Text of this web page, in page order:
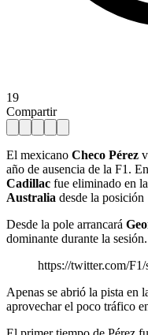
19
Compartir
El mexicano Checo Pérez
año de ausencia de la F1.
Cadillac fue eliminado en
Australia desde la posición
Desde la pole arrancará
dominante durante la sesión.
https://twitter.com/
Apenas se abrió la pista en
aprovechar el poco tráfico